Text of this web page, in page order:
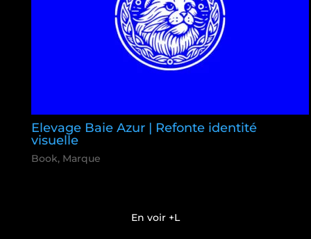
Elevage Baie Azur | Refonte identité
visuelle
Book, Marque
En voir +